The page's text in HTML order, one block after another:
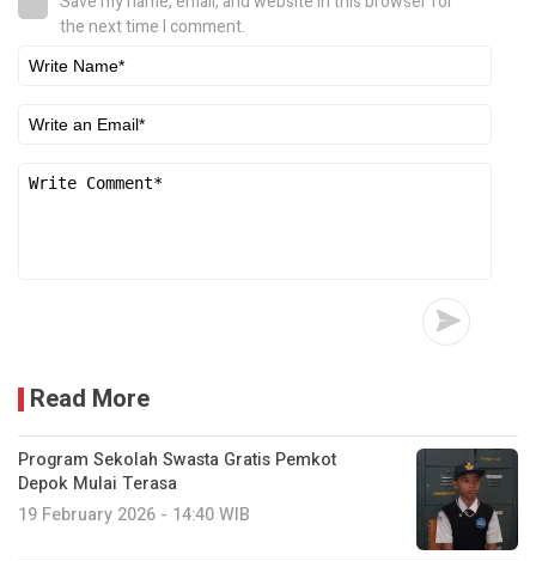
the next time I comment.
Read More
Program Sekolah Swasta Gratis Pemkot
Depok Mulai Terasa
19 February 2026 - 14:40 WIB